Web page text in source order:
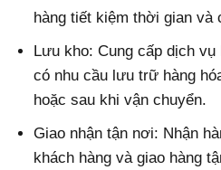
hàng tiết kiệm thời gian và
Lưu kho: Cung cấp dịch
có nhu cầu lưu trữ hàng
hoặc sau khi vận chuyển.
Giao nhận tận nơi: Nhận
khách hàng và giao hàng